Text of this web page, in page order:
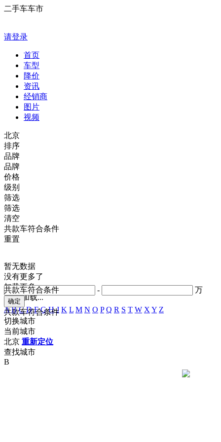
二手车车市
请登录
首页
车型
降价
资讯
经销商
图片
视频
北京
排序
品牌
品牌
价格
- 万
共款车符合条件
级别
共款车符合条件
筛选
筛选
清空
共款车符合条件
重置
暂无数据
没有更多了
加载更多
正在加载...
A B C D F G H J K L M N O P Q R S T W X Y Z
切换城市
当前城市
北京 重新定位
查找城市
B